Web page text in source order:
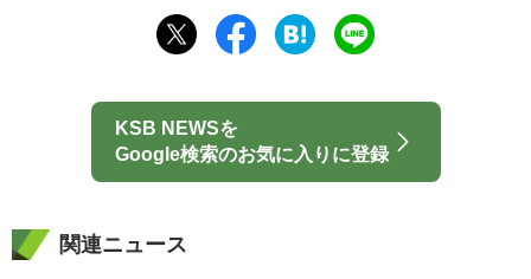
KSB NEWSを
Google検索のお気に入りに登録
関連ニュース